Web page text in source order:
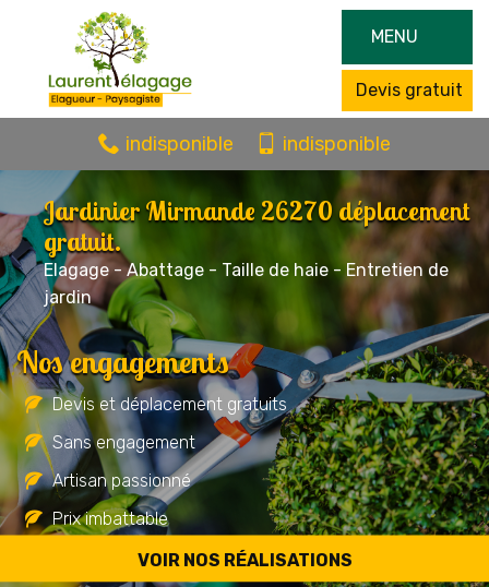
MENU
Devis gratuit
indisponible indisponible
Jardinier Mirmande 26270 déplacement
gratuit.
Elagage - Abattage - Taille de haie - Entretien de
jardin
VOIR NOS RÉALISATIONS
Nos engagements
Devis et déplacement gratuits
Sans engagement
Artisan passionné
Prix imbattable
Travail de qualité